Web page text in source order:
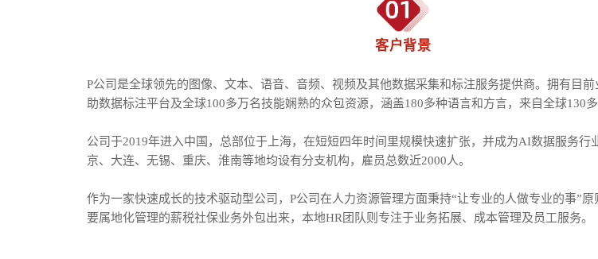
客户背景
P公司是全球领先的图像、文本、语音、音频、视频及其他数据采集和标注服务提供商。拥有目
助数据标注平台及全球100多万名技能娴熟的众包资源，涵盖180多种语言和方言，来自全球130多
公司于2019年进入中国，总部位于上海，在短短四年时间里规模快速扩张，并成为AI数据服务行
京、大连、无锡、重庆、淮南等地均设有分支机构，雇员总数近2000人。
作为一家快速成长的技术驱动型公司，P公司在人力资源管理方面秉持“让专业的人做专业的事”
要属地化管理的薪税社保业务外包出来，本地HR团队则专注于业务拓展、成本管理及员工服务。